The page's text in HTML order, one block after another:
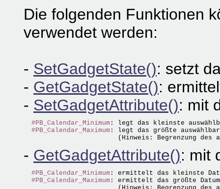
Die folgenden Funktionen
verwendet werden:
- SetGadgetState(): setzt
- GetGadgetState():
- SetGadgetAttribute(): mit
#PB_Calendar_Minimum : legt das kleinste
#PB_Calendar_Maximum : legt das größte
- GetGadgetAttribute(): mit
#PB_Calendar_Minimum : ermittelt das kleinste
#PB_Calendar_Maximum : ermittelt das größte